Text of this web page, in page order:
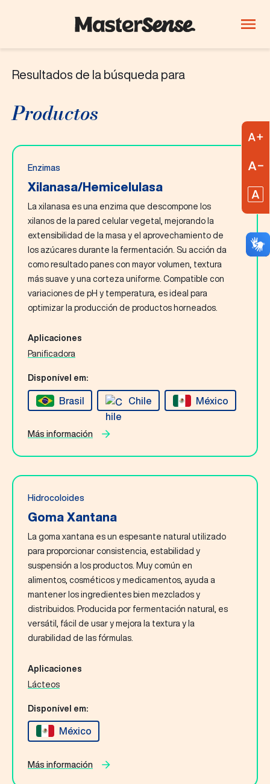
Quiene somos
Blog
ThinkLab
Contáctenos
PRODUCTOS
Bebidas Confitería y chocolates Lácteos
Resultados de la búsqueda para
Productos
Enzimas
Xilanasa/Hemicelulasa
La xilanasa es una enzima que descompone los
xilanos de la pared celular vegetal, mejorando la
extensibilidad de la masa y el aprovechamiento de
los azúcares durante la fermentación. Su acción da
como resultado panes con mayor volumen, textura
más suave y una corteza uniforme. Compatible con
variaciones de pH y temperatura, es ideal para
optimizar la producción de productos horneados.
Aplicaciones
Panificadora
Disponível em:
Brasil Chile México
Más información
Hidrocoloides
Goma Xantana
La goma xantana es un espesante natural utilizado
para proporcionar consistencia, estabilidad y
suspensión a los productos. Muy común en
alimentos, cosméticos y medicamentos, ayuda a
mantener los ingredientes bien mezclados y
distribuidos. Producida por fermentación natural, es
versátil, fácil de usar y mejora la textura y la
durabilidad de las fórmulas.
Aplicaciones
Lácteos
Disponível em:
México
Más información